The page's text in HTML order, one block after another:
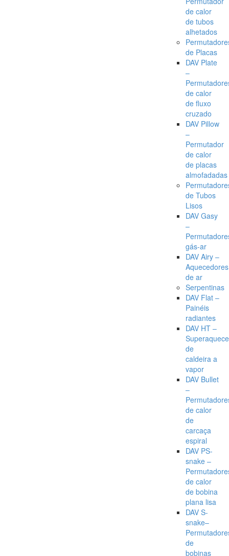
de calor
de tubos
alhetados
de Placas
DAV Plate
–
de calor
de fluxo
cruzado
DAV Pillow
–
Permutador
de calor
de placas
almofadadas
de Tubos
Lisos
DAV Gasy
–
gás-ar
DAV Airy –
Aquecedores
de ar
Serpentinas
DAV Flat –
Painéis
radiantes
DAV HT –
de
caldeira a
vapor
DAV Bullet
–
de calor
de
carcaça
espiral
DAV PS-
snake –
de calor
de bobina
plana lisa
DAV S-
snake–
de
bobinas